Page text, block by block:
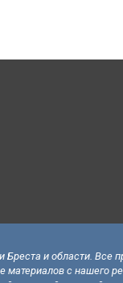
Бреста и области. Все
материалов с нашего